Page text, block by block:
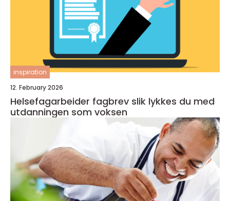
inspiration
12. February 2026
Helsefagarbeider fagbrev slik lykkes du med
utdanningen som voksen